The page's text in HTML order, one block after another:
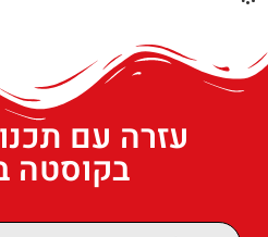
עזרה עם
בקוסטה